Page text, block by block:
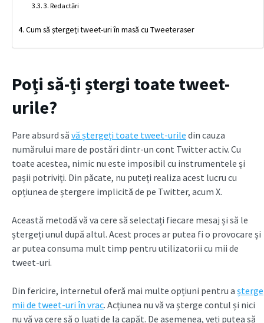
3. Redactări
Cum să ștergeți tweet-uri în masă cu Tweeteraser
Poți să-ți ștergi toate tweet-
urile?
Pare absurd să vă ștergeți toate tweet-urile din cauza
numărului mare de postări dintr-un cont Twitter activ. Cu
toate acestea, nimic nu este imposibil cu instrumentele și
pașii potriviți. Din păcate, nu puteți realiza acest lucru cu
opțiunea de ștergere implicită de pe Twitter, acum X.
Această metodă vă va cere să selectați fiecare mesaj și să le
ștergeți unul după altul. Acest proces ar putea fi o provocare și
ar putea consuma mult timp pentru utilizatorii cu mii de
tweet-uri.
Din fericire, internetul oferă mai multe opțiuni pentru a șterge
mii de tweet-uri în vrac. Acțiunea nu vă va șterge contul și nici
nu vă va cere să o luați de la capăt. De asemenea, veți putea să